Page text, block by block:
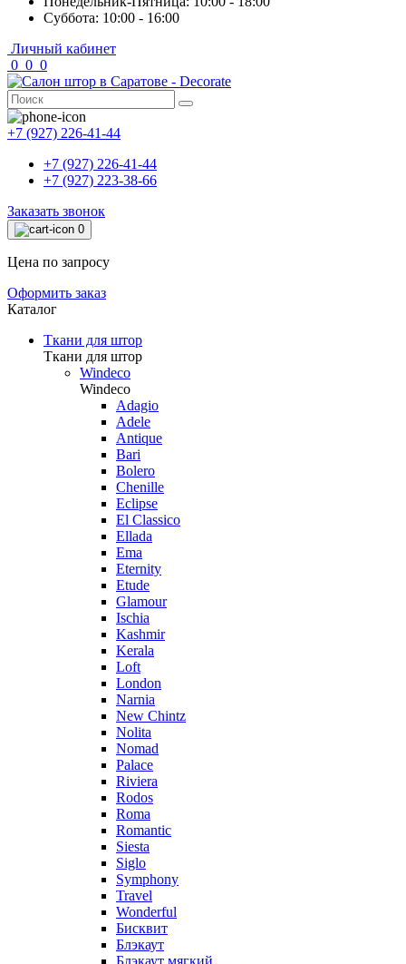
Суббота: 10:00 - 16:00
Личный кабинет
0 0 0
+7 (927) 226-41-44
+7 (927) 226-41-44
+7 (927) 223-38-66
Заказать звонок
0
Цена по запросу
Оформить заказ
Каталог
Ткани для штор
Ткани для штор
Windeco
Windeco
Adagio
Adele
Antique
Bari
Bolero
Chenille
Eclipse
El Classico
Ellada
Ema
Eternity
Etude
Glamour
Ischia
Kashmir
Kerala
Loft
London
Narnia
New Chintz
Nolita
Nomad
Palace
Riviera
Rodos
Roma
Romantic
Siesta
Siglo
Symphony
Travel
Wonderful
Бисквит
Блэкаут
Блэкаут мягкий